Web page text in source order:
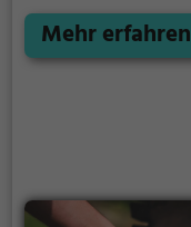
Lösung.
Mehr erfahren